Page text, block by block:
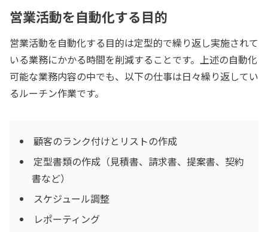
営業活動を自動化する目的
営業活動を自動化する目的は定型的で繰り返し実施されて
いる業務にかかる時間を削減することです。上述の自動化
可能な業務内容の中でも、以下の仕事は日々繰り返してい
るルーチン作業です。
顧客のランク付けとリストの作成
定型書類の作成（見積書、請求書、提案書、契約
書など）
スケジュール調整
レポーティング